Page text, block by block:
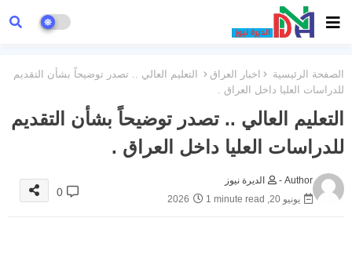
الصفحة الرئيسية اخبار العراق
التعليم العالي .. تصدر توضيحاً بشأن التقديم
للدراسات العليا داخل العراق .
التعليم العالي .. تصدر توضيحاً بشأن التقديم
للدراسات العليا داخل العراق .
Author -
الديرة نيوز
يونيو 20, 2026
1 minute read
0